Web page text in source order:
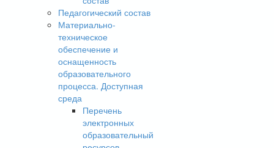
Педагогический состав
Материально-
техническое
обеспечение и
оснащенность
образовательного
процесса. Доступная
среда
Перечень
электронных
образовательный